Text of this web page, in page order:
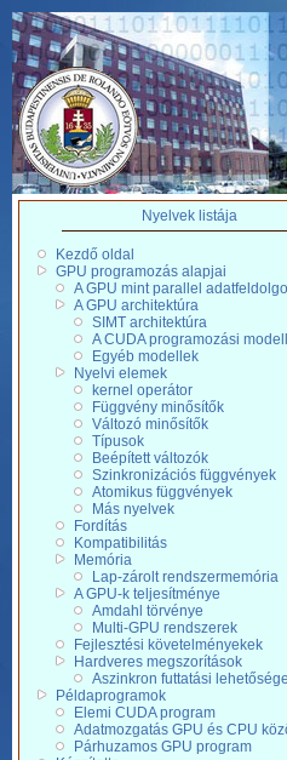
Nyelvek listája
Kezdő oldal
GPU programozás alapjai
A GPU mint parallel
A GPU architektúra
SIMT architektúra
A CUDA programozási modell
Egyéb modellek
Nyelvi elemek
kernel operátor
Függvény minősítők
Változó minősítők
Típusok
Beépített változók
Szinkronizációs függvények
Atomikus függvények
Más nyelvek
Fordítás
Kompatibilitás
Memória
Lap-zárolt rendszermemória
A GPU-k teljesítménye
Amdahl törvénye
Multi-GPU rendszerek
Fejlesztési követelményekek
Hardveres megszorítások
Aszinkron futtatási
Példaprogramok
Elemi CUDA program
Adatmozgatás GPU és CPU
Párhuzamos GPU program